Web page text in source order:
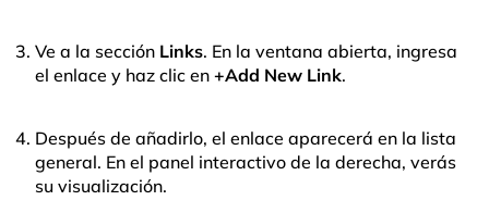
Ve a la sección Links. En la ventana abierta, ingresa
el enlace y haz clic en +Add New Link.
Después de añadirlo, el enlace aparecerá en la lista
general. En el panel interactivo de la derecha, verás
su visualización.